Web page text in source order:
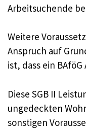
Arbeitsuchende
Weitere
Anspruch auf
ist, dass ein
Diese SGB II
ungedeckten
sonstigen